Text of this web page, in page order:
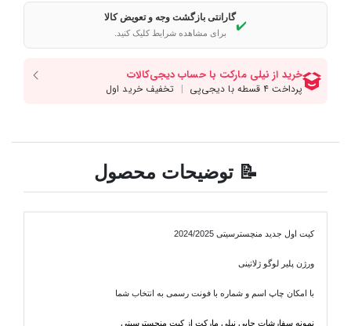
✔️
گارانتی بازگشت وجه و تعویض کالا
برای مشاهده شرایط کلیک کنید.
📝 توضیحات محصول
کیت اول جدید منچسترسیتی 2024/2025
ورژن پلیر لوگو ژلاتینی
با امکان چاپ اسم و شماره با فونت رسمی به انتخاب شما
نمونه سفارشات چاپی نیلی مارکت از کیت منچسترسیتی